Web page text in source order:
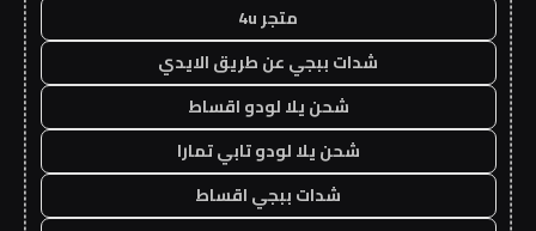
متجر 4u
شدات ببجي عن طريق الايدي
شحن يلا لودو اقساط
شحن يلا لودو تابي تمارا
شدات ببجي اقساط